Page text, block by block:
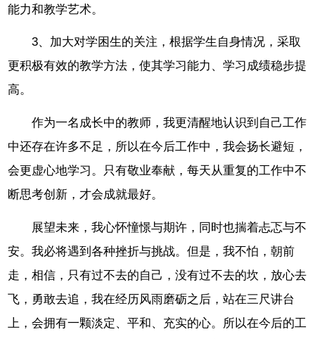
能力和教学艺术。
3、加大对学困生的关注，根据学生自身情况，采取
更积极有效的教学方法，使其学习能力、学习成绩稳步提
高。
作为一名成长中的教师，我更清醒地认识到自己工作
中还存在许多不足，所以在今后工作中，我会扬长避短，
会更虚心地学习。只有敬业奉献，每天从重复的工作中不
断思考创新，才会成就最好。
展望未来，我心怀憧憬与期许，同时也揣着忐忑与不
安。我必将遇到各种挫折与挑战。但是，我不怕，朝前
走，相信，只有过不去的自己，没有过不去的坎，放心去
飞，勇敢去追，我在经历风雨磨砺之后，站在三尺讲台
上，会拥有一颗淡定、平和、充实的心。所以在今后的工